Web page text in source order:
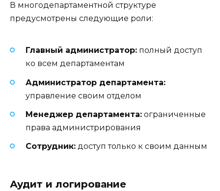
В многодепартаментной структуре
предусмотрены следующие роли:
Главный администратор: полный доступ
ко всем департаментам
Администратор департамента:
управление своим отделом
Менеджер департамента: ограниченные
права администрирования
Сотрудник: доступ только к своим данным
Аудит и логирование